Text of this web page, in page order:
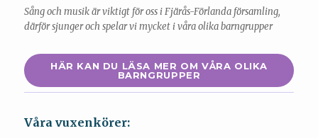
Sång och musik är viktigt för oss i Fjärås-Förlanda församling,
därför sjunger och spelar vi mycket i våra olika barngrupper
HÄR KAN DU LÄSA MER OM VÅRA OLIKA
BARNGRUPPER
Våra vuxenkörer: